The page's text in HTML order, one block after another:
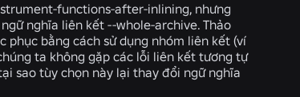
functions-after-inlining, nhưng
nghĩa liên kết--whole-archive. Thảo
bằng cách sử dụng nhóm liên kết (ví
ta không gặp các lỗi liên kết tương tự
sao tùy chọn này lại thay đổi ngữ nghĩa